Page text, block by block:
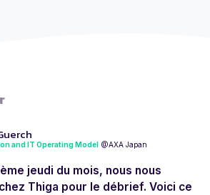
and IT Operating Model @AXA Japan
jeudi du mois, nous nous
Thiga pour le débrief. Voici ce